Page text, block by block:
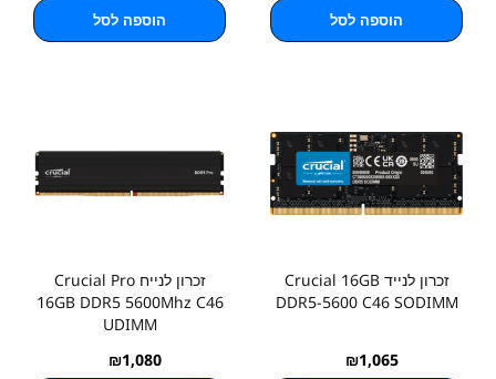
הוספה לסל הוספה לסל
זכרון לנייד Crucial 16GB
DDR5-5600 C46 SODIMM
₪1,065
זכרון לנייח Crucial Pro
16GB DDR5 5600Mhz C46
UDIMM
₪1,080